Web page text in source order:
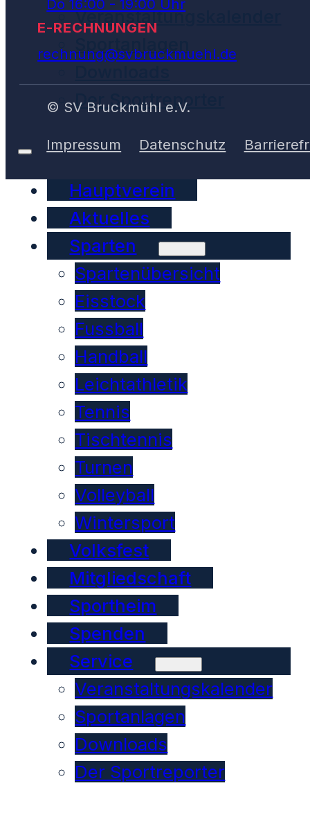
Veranstaltungskalender
Sportanlagen
Der Sportreporter
Hauptverein
Aktuelles
Sparten
Spartenübersicht
Eisstock
Fussball
Handball
Leichtathletik
Tennis
Tischtennis
Turnen
Volleyball
Wintersport
Volksfest
Mitgliedschaft
Sportheim
Spenden
Service
Veranstaltungskalender
Sportanlagen
Downloads
Der Sportreporter
Do 16:00 - 19:00 Uhr
E-RECHNUNGEN
rechnung@svbruckmuehl.de
© SV Bruckmühl e.V.
Impressum Datenschutz